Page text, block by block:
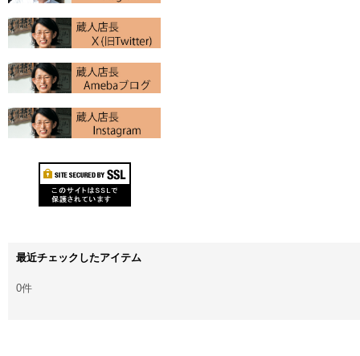
最近チェックしたアイテム
0件